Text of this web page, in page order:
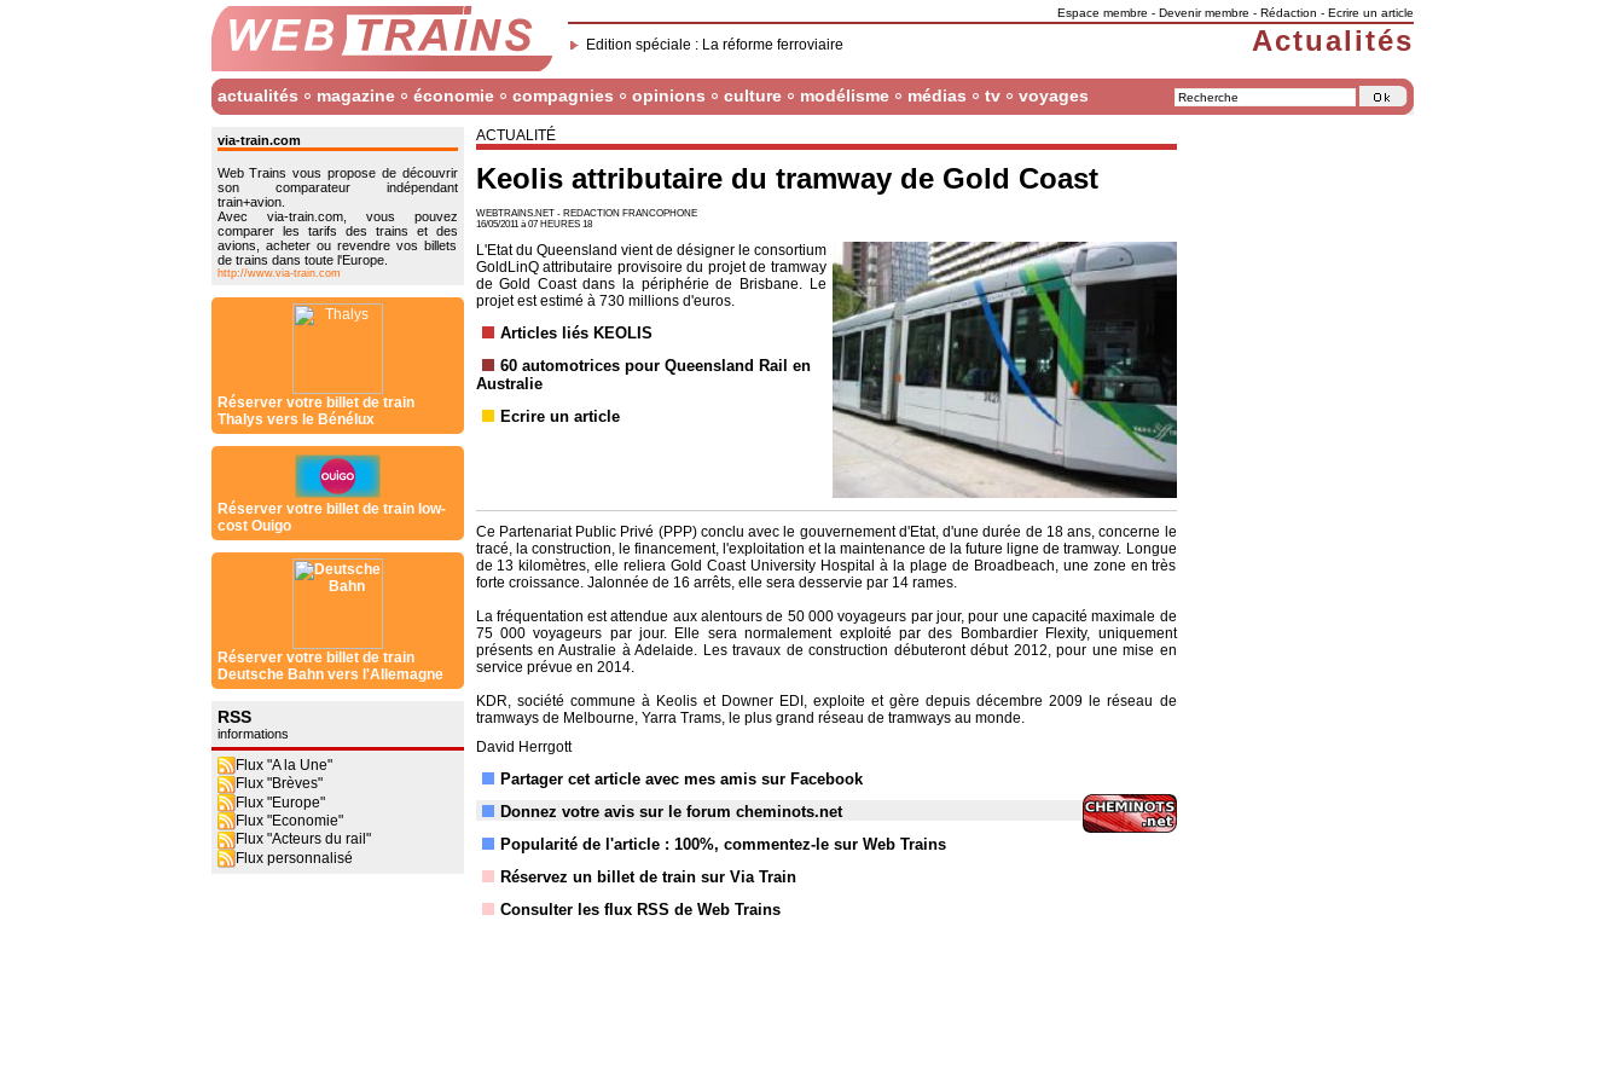
Espace membre - Devenir membre - Rédaction - Ecrire un article
Edition spéciale : La réforme ferroviaire Actualités
actualités magazine économie compagnies opinions culture modélisme médias tv voyages
via-train.com
Web Trains vous propose de découvrir
son comparateur indépendant
train+avion.
Avec via-train.com, vous pouvez
comparer les tarifs des trains et des
avions, acheter ou revendre vos billets
de trains dans toute l'Europe.
http://www.via-train.com
Réserver votre billet de train
Thalys vers le Bénélux
Réserver votre billet de train low-
cost Ouigo
Réserver votre billet de train
Deutsche Bahn vers l'Allemagne
RSS
informations
Flux "A la Une"
Flux "Brèves"
Flux "Europe"
Flux "Economie"
Flux "Acteurs du rail"
Flux personnalisé
ACTUALITÉ
Keolis attributaire du tramway de Gold Coast
WEBTRAINS.NET - REDACTION FRANCOPHONE
16/05/2011 à 07 HEURES 18
L'Etat du Queensland vient de désigner le consortium
GoldLinQ attributaire provisoire du projet de tramway
de Gold Coast dans la périphérie de Brisbane. Le
projet est estimé à 730 millions d'euros.
Articles liés KEOLIS
60 automotrices pour Queensland Rail en
Australie
Ecrire un article
Ce Partenariat Public Privé (PPP) conclu avec le gouvernement d'Etat, d'une durée de 18 ans, concerne le
tracé, la construction, le financement, l'exploitation et la maintenance de la future ligne de tramway. Longue
de 13 kilomètres, elle reliera Gold Coast University Hospital à la plage de Broadbeach, une zone en très
forte croissance. Jalonnée de 16 arrêts, elle sera desservie par 14 rames.
La fréquentation est attendue aux alentours de 50 000 voyageurs par jour, pour une capacité maximale de
75 000 voyageurs par jour. Elle sera normalement exploité par des Bombardier Flexity, uniquement
présents en Australie à Adelaide. Les travaux de construction débuteront début 2012, pour une mise en
service prévue en 2014.
KDR, société commune à Keolis et Downer EDI, exploite et gère depuis décembre 2009 le réseau de
tramways de Melbourne, Yarra Trams, le plus grand réseau de tramways au monde.
David Herrgott
Partager cet article avec mes amis sur Facebook
Donnez votre avis sur le forum cheminots.net
Popularité de l'article : 100%, commentez-le sur Web Trains
Réservez un billet de train sur Via Train
Consulter les flux RSS de Web Trains